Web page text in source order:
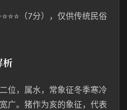
（7分），仅供传统民俗
析
位，属水，常象征冬季寒冷
广。猪作为亥的象征，代表